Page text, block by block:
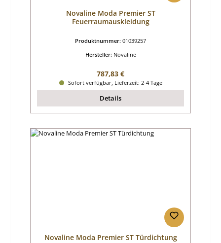
Novaline Moda Premier ST
Feuerraumauskleidung
Produktnummer: 01039257
Hersteller: Novaline
Regulärer Preis:
787,83 €
Sofort verfügbar, Lieferzeit: 2-4 Tage
Details
Novaline Moda Premier ST Türdichtung